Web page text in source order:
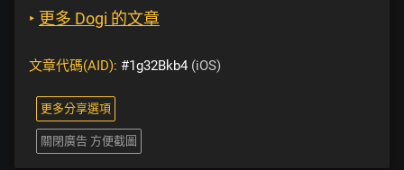
‣ 更多 Dogi 的文章
文章代碼(AID): #1g32Bkb4 (iOS)
更多分享選項
關閉廣告 方便截圖